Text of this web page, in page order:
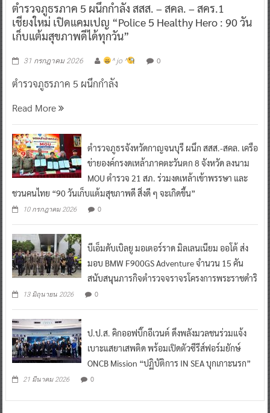
ตำรวจภูธรภาค 5 ผนึกกำลัง สสส. – สคล. – สคร.1
เชียงใหม่ เปิดแคมเปญ “Police 5 Healthy Hero : 90 วัน
เก็บแต้มสุขภาพดีได้ทุกวัน”
31 กรกฎาคม 2026 ^ jo ^ 0
ตำรวจภูธรภาค 5 ผนึกกำลัง
Read More
ตำรวจภูธรจังหวัดกาญจนบุรี ผนึก สสส.-สคล. เครือ
ข่ายองค์กรงดเหล้าภาคตะวันตก 8 จังหวัด ลงนาม
MOU ตำรวจ 21 สภ. ร่วมงดเหล้าเข้าพรรษา และ
ชวนคนไทย “90 วันเก็บแต้มสุขภาพดี สิ่งดี ๆ จะเกิดขึ้น”
10 กรกฎาคม 2026 0
บีเอ็มดับเบิลยู มอเตอร์ราด มิลเลนเนียม ออโต้ ส่ง
มอบ BMW F900GS Adventure จำนวน 15 คัน
สนับสนุนภารกิจตำรวจจราจรโครงการพระราชดำริ
13 มิถุนายน 2026 0
ป.ป.ส. คิกออฟบิ๊กอีเวนต์ ดึงพลังมวลชนร่วมแจ้ง
เบาะแสยาเสพติด พร้อมเปิดตัวซีรีส์ฟอร์มยักษ์
ONCB Mission “ปฏิบัติการ IN SEA บุกเกาะนรก”
21 มีนาคม 2026 0